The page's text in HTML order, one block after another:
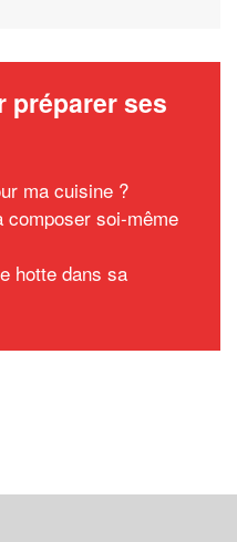
préparer ses
ma cuisine ?
composer soi-même
hotte dans sa